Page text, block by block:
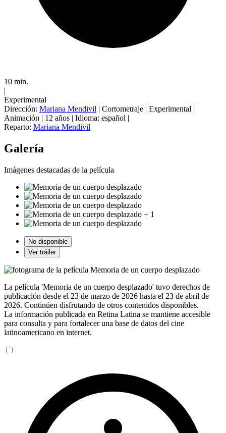
10 min.
|
Experimental
Dirección: Mariana Mendivil | Cortometraje | Experimental |
Animación | 12 años | Idioma: español |
Reparto: Mariana Mendivil
Galería
Imágenes destacadas de la película
+ 1
No disponible
Ver tráiler
La película 'Memoria de un cuerpo desplazado' tuvo derechos de
publicación desde el 23 de marzo de 2026 hasta el 23 de abril de
2026. Continúen disfrutando de otros contenidos disponibles.
La información publicada en Retina Latina se mantiene accesible
para consulta y para fortalecer una base de datos del cine
latinoamericano en internet.